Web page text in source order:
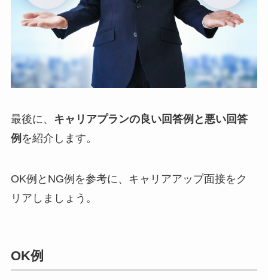
最後に、 キャリアプランの良い回答例と悪い回答
例 を紹介します。
OK例とNG例を参考に、キャリアアップ面接をク
リアしましょう。
OK例